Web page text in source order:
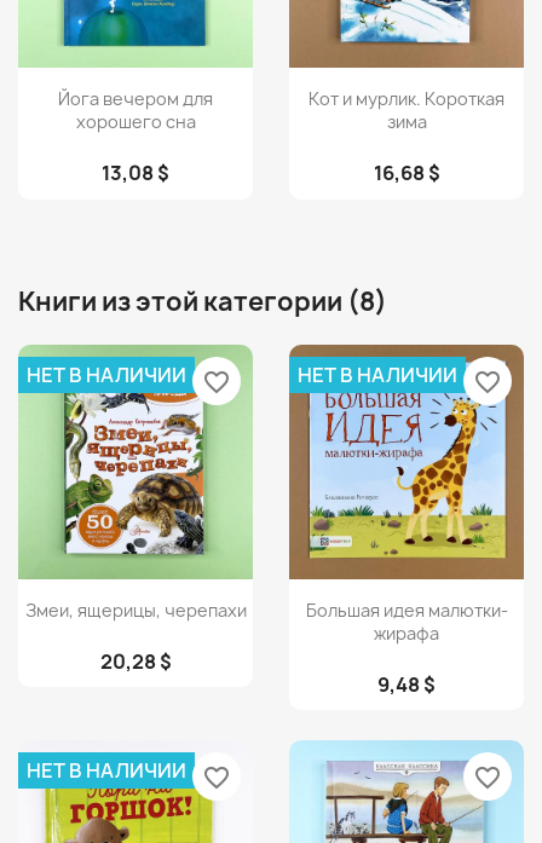
Просмотр
Йога вечером для
хорошего сна
13,08 $
Просмотр
Кот и мурлик. Короткая
зима
16,68 $
Книги из этой категории (8)
Просмотр
Змеи, ящерицы, черепахи
20,28 $
НЕТ В НАЛИЧИИ favorite_border
Просмотр
Большая идея малютки-
жирафа
9,48 $
НЕТ В НАЛИЧИИ favorite_border
НЕТ В НАЛИЧИИ favorite_border favorite_border